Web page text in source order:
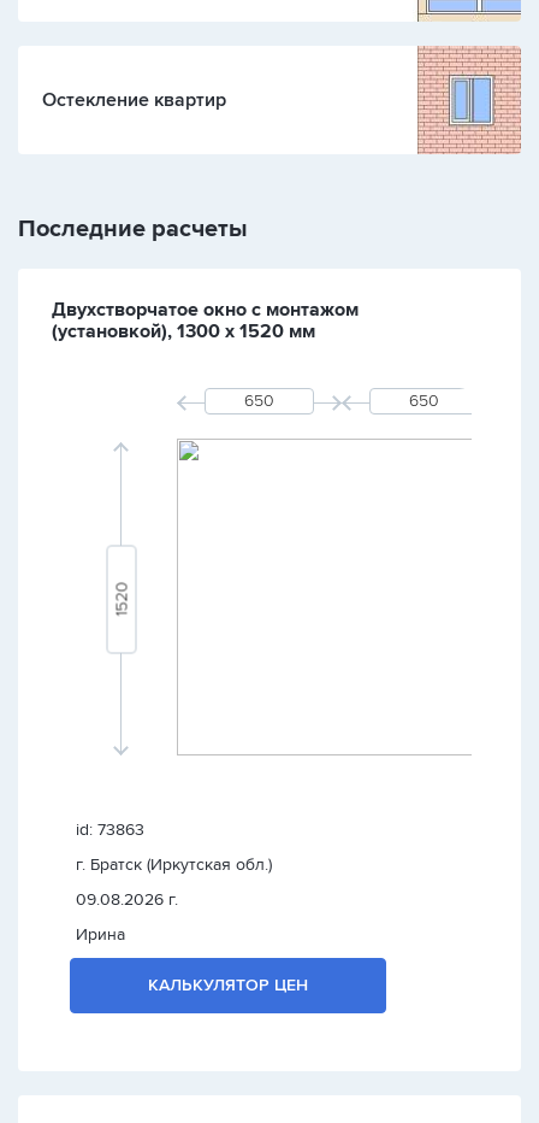
Остекление квартир
Последние расчеты
Двухстворчатое окно с монтажом
(установкой), 1300 х 1520 мм
id: 73863
г. Братск (Иркутская обл.)
09.08.2026 г.
Ирина
КАЛЬКУЛЯТОР ЦЕН